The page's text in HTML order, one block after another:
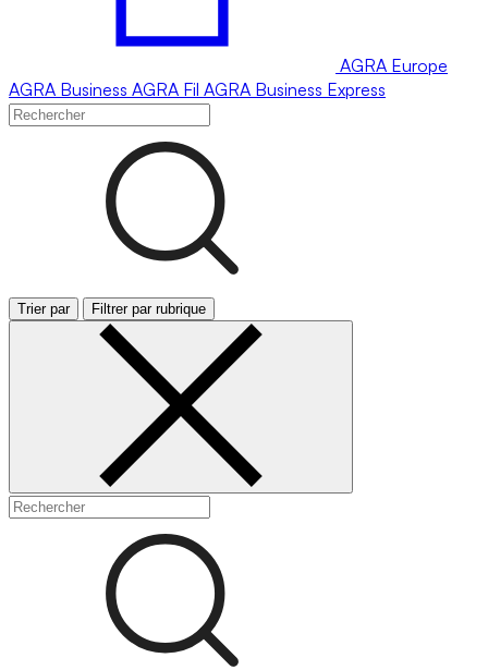
AGRA Europe
AGRA Business AGRA Fil AGRA Business Express
Trier par Filtrer par rubrique